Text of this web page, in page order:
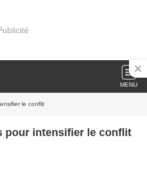
MENU
le conflit
pour intensifier le conflit